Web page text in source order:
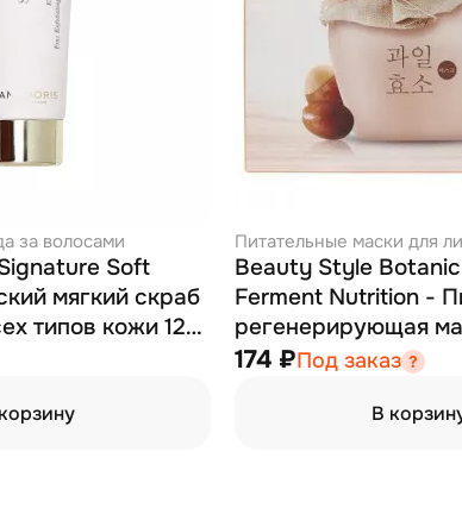
за волосами
Soft
мягкий скраб
типов кожи 120
Питательные маски для
Beauty Style
Ferment Nutrition -
регенерирующая
маслом ши 25 мл
174 ₽Под заказ
В